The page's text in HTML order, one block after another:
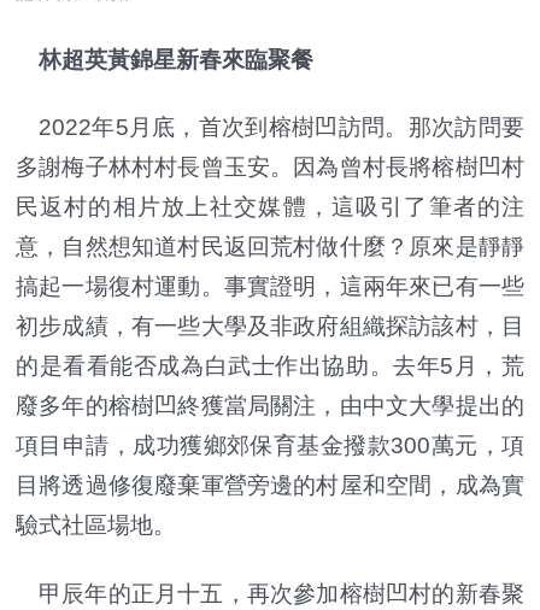
林超英黃錦星新春來臨聚餐
2022年5月底，首次到榕樹凹訪問。那次訪問要
多謝梅子林村村長曾玉安。因為曾村長將榕樹凹村
民返村的相片放上社交媒體，這吸引了筆者的注
意，自然想知道村民返回荒村做什麼？原來是靜靜
搞起一場復村運動。事實證明，這兩年來已有一些
初步成績，有一些大學及非政府組織探訪該村，目
的是看看能否成為白武士作出協助。去年5月，荒
廢多年的榕樹凹終獲當局關注，由中文大學提出的
項目申請，成功獲鄉郊保育基金撥款300萬元，項
目將透過修復廢棄軍營旁邊的村屋和空間，成為實
驗式社區場地。
甲辰年的正月十五，再次參加榕樹凹村的新春聚